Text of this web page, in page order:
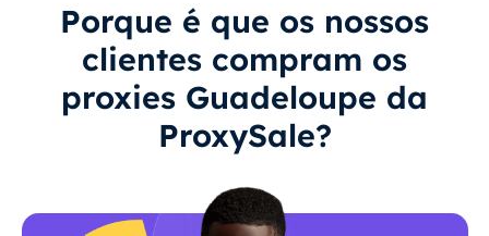
Porque é que os nossos
clientes compram os
proxies Guadeloupe da
ProxySale?